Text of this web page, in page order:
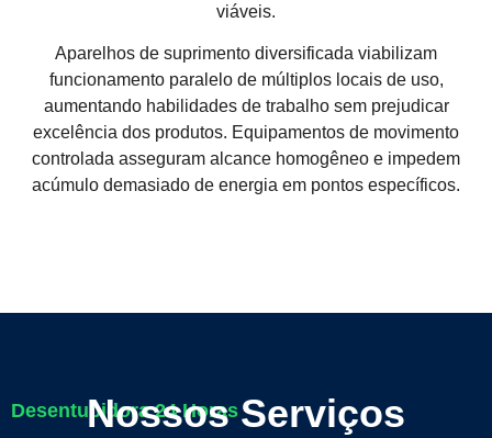
viáveis.
Aparelhos de suprimento diversificada viabilizam
funcionamento paralelo de múltiplos locais de uso,
aumentando habilidades de trabalho sem prejudicar
excelência dos produtos. Equipamentos de movimento
controlada asseguram alcance homogêneo e impedem
acúmulo demasiado de energia em pontos específicos.
Desentupidora 24 Horas
Nossos Serviços